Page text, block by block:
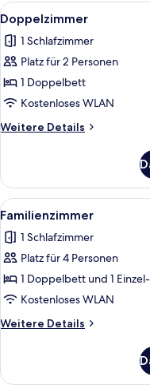
Alle
Fotos
für
Doppelzimmer
anzeigen
3
Doppelzimmer
1 Schlafzimmer
Platz für 2 Personen
1 Doppelbett
Kostenloses WLAN
Weitere Details
Weitere
Alle
Fotos
für
Familienzimmer
anzeigen
4
Familienzimmer
1 Schlafzimmer
Platz für 4 Personen
1 Doppelbett und 1
Kostenloses WLAN
Weitere Details
Weitere